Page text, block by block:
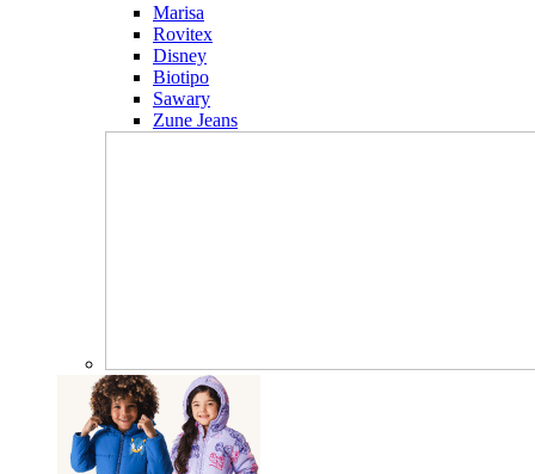
Marisa
Rovitex
Disney
Biotipo
Sawary
Zune Jeans